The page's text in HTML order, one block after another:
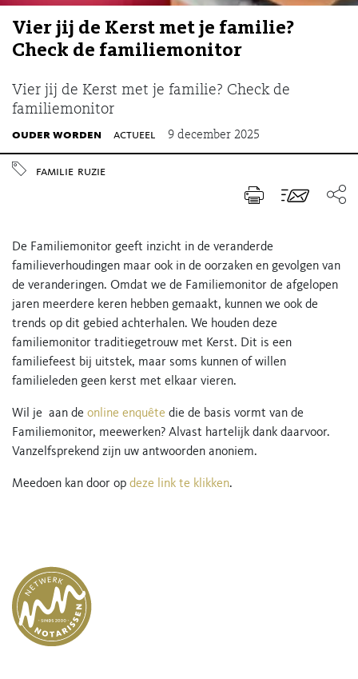
Vier jij de Kerst met je familie?
Check de familiemonitor
Vier jij de Kerst met je familie? Check de
familiemonitor
ouder worden actueel 9 december 2025
familie ruzie
De Familiemonitor geeft inzicht in de veranderde
familieverhoudingen maar ook in de oorzaken en gevolgen van
de veranderingen. Omdat we de Familiemonitor de afgelopen
jaren meerdere keren hebben gemaakt, kunnen we ook de
trends op dit gebied achterhalen. We houden deze
familiemonitor traditiegetrouw met Kerst. Dit is een
familiefeest bij uitstek, maar soms kunnen of willen
familieleden geen kerst met elkaar vieren.
Wil je aan de online enquête die de basis vormt van de
Familiemonitor, meewerken? Alvast hartelijk dank daarvoor.
Vanzelfsprekend zijn uw antwoorden anoniem.
Meedoen kan door op deze link te klikken.